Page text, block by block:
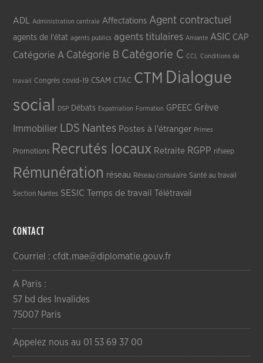
ADL Administration centrale Affectations Agent contractuel
agents de l'état agents publics agents titulaires Amiante ASIC CAP
Catégorie A Catégorie B Catégorie C CCL Conditions de
travail Congrès covid-19 CSAM CTAC CTM Dialogue
social
DSP Débats Expatriation Formation GPEEC Grève
Immobilier LDS Nantes Postes à l'étranger Primes
Promotions Recrutés locaux Retraite RGPP rifseep
Rémunération réseau Réseau consulaire Santé au travail
Section Nantes SESIC Temps de travail Télétravail
CONTACT
Courriel : cfdt.mae@diplomatie.gouv.fr
A Paris :
57 bd des Invalides
75007 Paris
Appelez nous au 01 53 69 37 00